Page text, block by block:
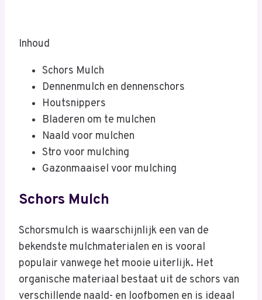
Inhoud
Schors Mulch
Dennenmulch en dennenschors
Houtsnippers
Bladeren om te mulchen
Naald voor mulchen
Stro voor mulching
Gazonmaaisel voor mulching
Schors Mulch
Schorsmulch is waarschijnlijk een van de
bekendste mulchmaterialen en is vooral
populair vanwege het mooie uiterlijk. Het
organische materiaal bestaat uit de schors van
verschillende naald- en loofbomen en is ideaal